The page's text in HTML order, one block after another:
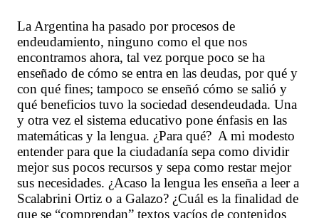
La Argentina ha pasado por procesos de
endeudamiento, ninguno como el que nos
encontramos ahora, tal vez porque poco se ha
enseñado de cómo se entra en las deudas, por qué y
con qué fines; tampoco se enseñó cómo se salió y
qué beneficios tuvo la sociedad desendeudada. Una
y otra vez el sistema educativo pone énfasis en las
matemáticas y la lengua. ¿Para qué? A mi modesto
entender para que la ciudadanía sepa como dividir
mejor sus pocos recursos y sepa como restar mejor
sus necesidades. ¿Acaso la lengua les enseña a leer a
Scalabrini Ortiz o a Galazo? ¿Cuál es la finalidad de
que se “comprendan” textos vacíos de contenidos